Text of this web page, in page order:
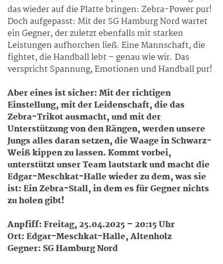
das wieder auf die Platte bringen: Zebra-Power pur!
Doch aufgepasst: Mit der SG Hamburg Nord wartet
ein Gegner, der zuletzt ebenfalls mit starken
Leistungen aufhorchen ließ. Eine Mannschaft, die
fightet, die Handball lebt – genau wie wir. Das
verspricht Spannung, Emotionen und Handball pur!
Aber eines ist sicher: Mit der richtigen
Einstellung, mit der Leidenschaft, die das
Zebra-Trikot ausmacht, und mit der
Unterstützung von den Rängen, werden unsere
Jungs alles daran setzen, die Waage in Schwarz-
Weiß kippen zu lassen. Kommt vorbei,
unterstützt unser Team lautstark und macht die
Edgar-Meschkat-Halle wieder zu dem, was sie
ist: Ein Zebra-Stall, in dem es für Gegner nichts
zu holen gibt!
Anpfiff: Freitag, 25.04.2025 – 20:15 Uhr
Ort: Edgar-Meschkat-Halle, Altenholz
Gegner: SG Hamburg Nord